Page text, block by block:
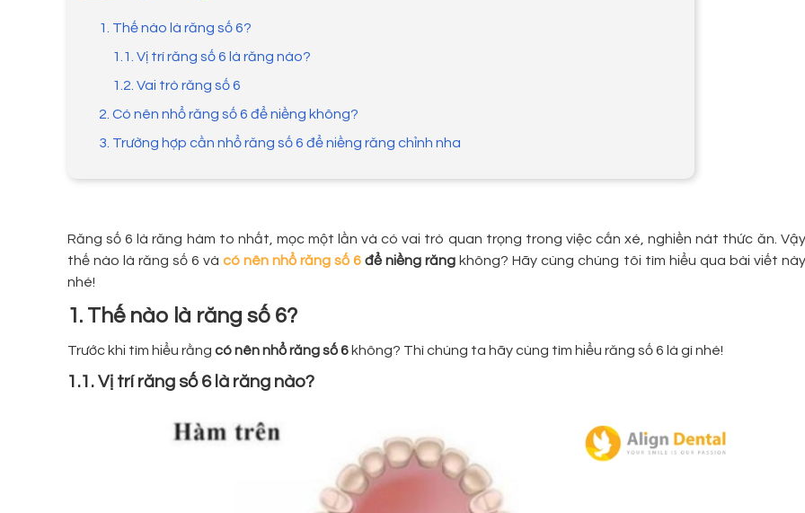
1. Thế nào là răng số 6?
1.1. Vị trí răng số 6 là răng nào?
1.2. Vai trò răng số 6
2. Có nên nhổ răng số 6 để niềng không?
3. Trường hợp cần nhổ răng số 6 để niềng răng chỉnh nha
Răng số 6 là răng hàm to nhất, mọc một lần và có vai trò quan trọng trong việc cắn xé, nghiền nát thức ăn. Vậy
thế nào là răng số 6 vàcó nên nhổ răng số 6 để niềng răng không? Hãy cùng chúng tôi tìm hiểu qua bài viết này
nhé!
1. Thế nào là răng số 6?
Trước khi tìm hiểu rằng có nên nhổ răng số 6 không? Thì chúng ta hãy cùng tìm hiểu răng số 6 là gì nhé!
1.1. Vị trí răng số 6 là răng nào?